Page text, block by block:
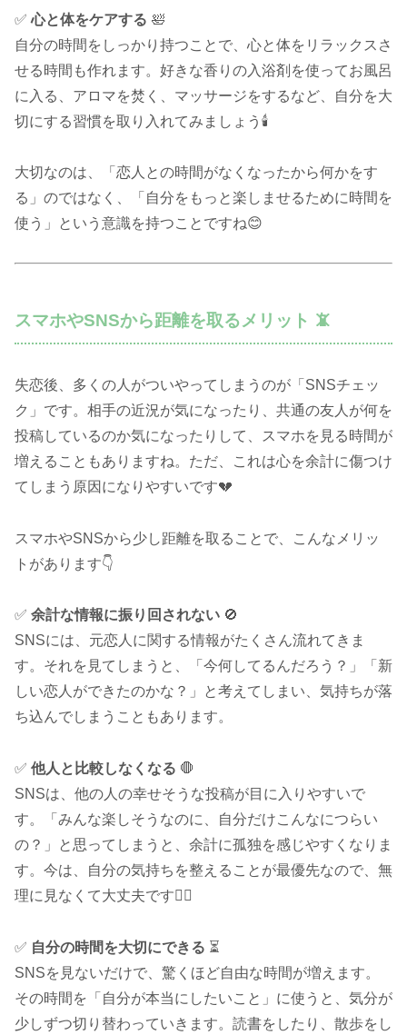
✅心と体をケアする 🛀
自分の時間をしっかり持つことで、心と体をリラックスさ
せる時間も作れます。好きな香りの入浴剤を使ってお風呂
に入る、アロマを焚く、マッサージをするなど、自分を大
切にする習慣を取り入れてみましょう🕯️
大切なのは、「恋人との時間がなくなったから何かをす
る」のではなく、「自分をもっと楽しませるために時間を
使う」という意識を持つことですね😊
スマホやSNSから距離を取るメリット 📵
失恋後、多くの人がついやってしまうのが「SNSチェッ
ク」です。相手の近況が気になったり、共通の友人が何を
投稿しているのか気になったりして、スマホを見る時間が
増えることもありますね。ただ、これは心を余計に傷つけ
てしまう原因になりやすいです💔
スマホやSNSから少し距離を取ることで、こんなメリッ
トがあります👇
✅ 余計な情報に振り回されない 🚫
SNSには、元恋人に関する情報がたくさん流れてきま
す。それを見てしまうと、「今何してるんだろう？」「新
しい恋人ができたのかな？」と考えてしまい、気持ちが落
ち込んでしまうこともあります。
✅ 他人と比較しなくなる 🛑
SNSは、他の人の幸せそうな投稿が目に入りやすいで
す。「みんな楽しそうなのに、自分だけこんなにつらい
の？」と思ってしまうと、余計に孤独を感じやすくなりま
す。今は、自分の気持ちを整えることが最優先なので、無
理に見なくて大丈夫です🙆‍♂️
✅ 自分の時間を大切にできる ⏳
SNSを見ないだけで、驚くほど自由な時間が増えます。
その時間を「自分が本当にしたいこと」に使うと、気分が
少しずつ切り替わっていきます。読書をしたり、散歩をし